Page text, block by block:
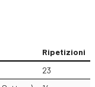
Ripetizioni
23